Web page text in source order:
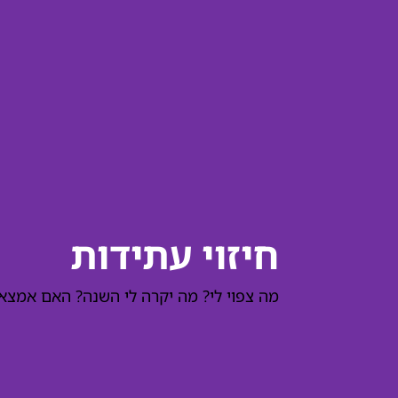
חיזוי עתידות
מה צפוי לי? מה יקרה לי השנה? האם אמצא